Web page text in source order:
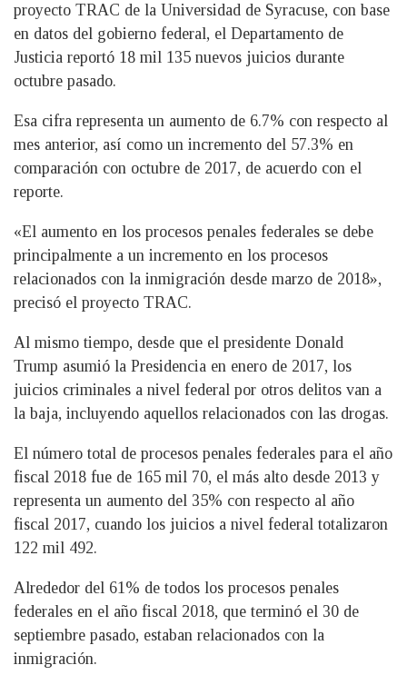
proyecto TRAC de la Universidad de Syracuse, con base
en datos del gobierno federal, el Departamento de
Justicia reportó 18 mil 135 nuevos juicios durante
octubre pasado.
Esa cifra representa un aumento de 6.7% con respecto al
mes anterior, así como un incremento del 57.3% en
comparación con octubre de 2017, de acuerdo con el
reporte.
«El aumento en los procesos penales federales se debe
principalmente a un incremento en los procesos
relacionados con la inmigración desde marzo de 2018»,
precisó el proyecto TRAC.
Al mismo tiempo, desde que el presidente Donald
Trump asumió la Presidencia en enero de 2017, los
juicios criminales a nivel federal por otros delitos van a
la baja, incluyendo aquellos relacionados con las drogas.
El número total de procesos penales federales para el año
fiscal 2018 fue de 165 mil 70, el más alto desde 2013 y
representa un aumento del 35% con respecto al año
fiscal 2017, cuando los juicios a nivel federal totalizaron
122 mil 492.
Alrededor del 61% de todos los procesos penales
federales en el año fiscal 2018, que terminó el 30 de
septiembre pasado, estaban relacionados con la
inmigración.